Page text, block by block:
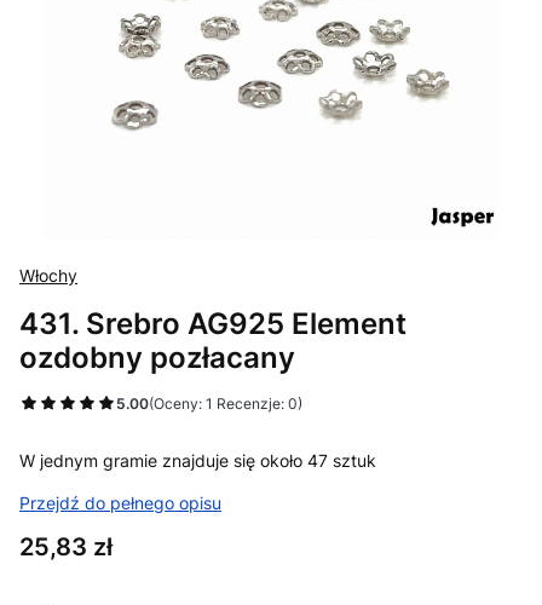
Włochy
431. Srebro AG925 Element
ozdobny pozłacany
5.00(Oceny: 1 Recenzje: 0)
W jednym gramie znajduje się około 47 sztuk
Przejdź do pełnego opisu
Cena
25,83 zł